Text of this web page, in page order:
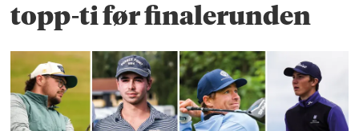
topp-ti før finalerunden